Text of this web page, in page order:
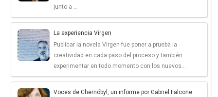
junto a ...
La experiencia Virgen
Publicar la novela Virgen fue poner a prueba la
creatividad en cada paso del proceso y también
experimentar en todo momento con los nuevos...
Voces de Chernóbyl, un informe por Gabriel Falcone